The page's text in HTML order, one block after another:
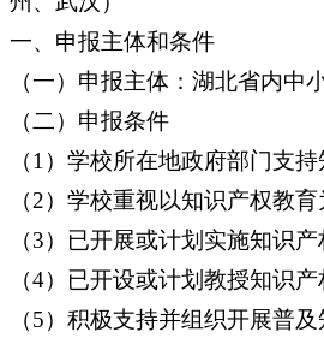
一、申报主体和条件
（一）申报主体：湖北省内中
（二）申报条件
（1）学校所在地政府部门支
（2）学校重视以知识产权教
（3）已开展或计划实施知识
（4）已开设或计划教授知识产
（5）积极支持并组织开展普